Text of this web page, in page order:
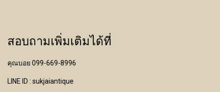
สอบถามเพิ่มเติมได้ที่
คุณบอย 099-669-8996
LINE ID : sukjaiantique